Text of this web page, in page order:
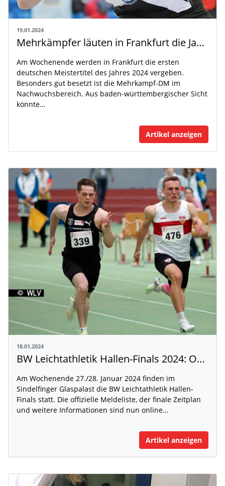
19.01.2024
Mehrkämpfer läuten in Frankfurt die Jagd nach DM-Titeln ein
Am Wochenende werden in Frankfurt die ersten
deutschen Meistertitel des Jahres 2024 vergeben.
Besonders gut besetzt ist die Mehrkampf-DM im
Nachwuchsbereich. Aus baden-württembergischer Sicht
könnte…
Artikel anzeigen
18.01.2024
BW Leichtathletik Hallen-Finals 2024: Offizielle Meldeliste und Zeitplan veröffentlicht
Am Wochenende 27./28. Januar 2024 finden im
Sindelfinger Glaspalast die BW Leichtathletik Hallen-
Finals statt. Die offizielle Meldeliste, der finale Zeitplan
und weitere Informationen sind nun online…
Artikel anzeigen